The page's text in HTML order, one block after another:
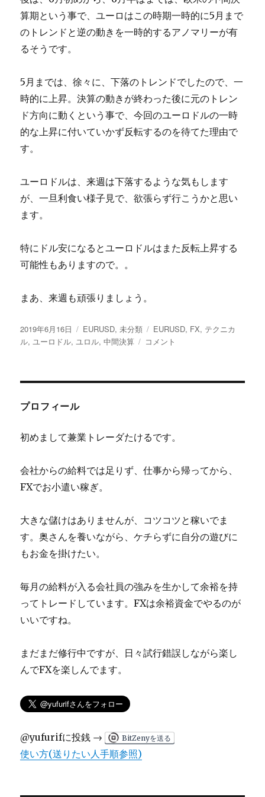
算期という事で、ユーロはこの時期一時的に5月まで
のトレンドと逆の動きを一時的するアノマリーが有
るそうです。
5月までは、徐々に、下落のトレンドでしたので、一
時的に上昇。決算の動きが終わった後に元のトレン
ド方向に動くという事で、今回のユーロドルの一時
的な上昇に付いていかず反転するのを待てた理由で
す。
ユーロドルは、来週は下落するような気もします
が、一旦利食い様子見で、欲張らず行こうかと思い
ます。
特にドル安になるとユーロドルはまた反転上昇する
可能性もありますので。。
まあ、来週も頑張りましょう。
投
稿
2019年6月16日
カ
テ
ー
EURUSD,未分類
タ
グ
EURUSD, FX, テクニカ
ル,ユーロドル,ユロル,中間決算
ユ
ド
来
の
展
コメント
プロフィール
初めまして兼業トレーダたけるです。
会社からの給料では足りず、仕事から帰ってから、
FXでお小遣い稼ぎ。
大きな儲けはありませんが、コツコツと稼いでま
す。奥さんを養いながら、ケチらずに自分の遊びに
もお金を掛けたい。
毎月の給料が入る会社員の強みを生かして余裕を持
ってトレードしています。FXは余裕資金でやるのが
いいですね。
まだまだ修行中ですが、日々試行錯誤しながら楽し
んでFXを楽しんでます。
@yufurifに投銭 → BitZenyを送る
使い方(送りたい人手順参照)